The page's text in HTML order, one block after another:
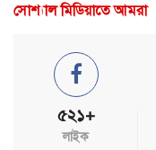
সোশ্যাল মিডিয়াতে আমরা
৫২১+
লাইক